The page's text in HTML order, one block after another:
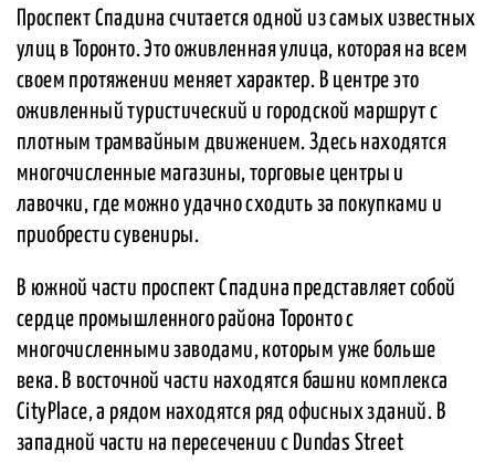
Проспект Спадина считается одной из самых известных
улиц в Торонто. Это оживленная улица, которая на всем
своем протяжении меняет характер. В центре это
оживленный туристический и городской маршрут с
плотным трамвайным движением. Здесь находятся
многочисленные магазины, торговые центры и
лавочки, где можно удачно сходить за покупками и
приобрести сувениры.
В южной части проспект Спадина представляет собой
сердце промышленного района Торонто с
многочисленными заводами, которым уже больше
века. В восточной части находятся башни комплекса
CityPlace, а рядом находятся ряд офисных зданий. В
западной части на пересечении с Dundas Street